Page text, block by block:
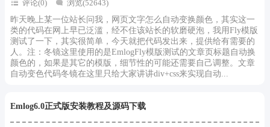
评论(0)
浏览(52643)
昨天晚上某一位站长问我，网页文字怎么自动变换颜色，其实这一
类的代码在网上早已泛滥，经不住该站长的软磨硬泡，我用Fly模版
测试了一下，其实很简单，今天就把代码发出来，提供给有需要的
人。注：冬镜这里使用的是EmlogFly模版测试的文章页标题自动换
颜色的，如果是其它的模版，细节性的可能还需要自己调整。文章
自动变色代码冬镜在这里只给大家讲讲div+css来实现自动...
Emlog6.0正式版安装教程及源码下载